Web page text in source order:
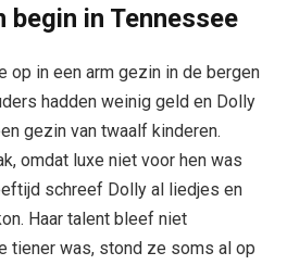
begin in Tennessee
op in een arm gezin in de bergen
hadden weinig geld en Dolly
gezin van twaalf kinderen.
omdat luxe niet voor hen was
schreef Dolly al liedjes en
Haar talent bleef niet
tiener was, stond ze soms al op